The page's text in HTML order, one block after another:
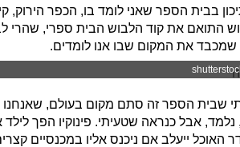
בבית הספר שאני לומד בו, הכפר הירוק,
התואם את קוד הלבוש הבית ספרי, שהרי
שמכבד את המקום שבו אנו לומדים.
שבית הספר זה סתם מקום בעולם, שאנחנו
אבל כנראה שטעיתי. פינוקיו הפך
האוכל ייעלב אם ניכנס אליו במכנסיים